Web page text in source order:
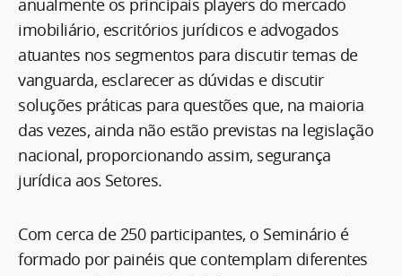
anualmente os principais players do mercado
imobiliário, escritórios jurídicos e advogados
atuantes nos segmentos para discutir temas de
vanguarda, esclarecer as dúvidas e discutir
soluções práticas para questões que, na maioria
das vezes, ainda não estão previstas na legislação
nacional, proporcionando assim, segurança
jurídica aos Setores.
Com cerca de 250 participantes, o Seminário é
formado por painéis que contemplam diferentes